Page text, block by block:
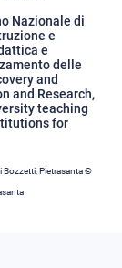
Nazionale di
e
e
delle
and
and Research,
teaching
for
Bozzetti, Pietrasanta ©